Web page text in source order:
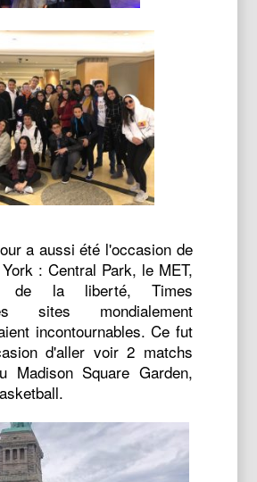
a aussi été l'occasion de
: Central Park, le MET,
de la liberté, Times
sites mondialement
incontournables. Ce fut
d'aller voir 2 matchs
Madison Square Garden,